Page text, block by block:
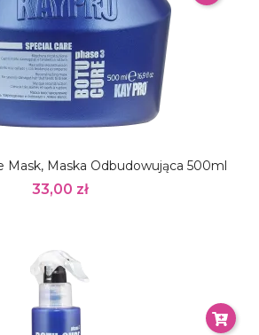
Mask, Maska Odbudowująca 500ml
33,00 zł